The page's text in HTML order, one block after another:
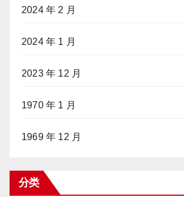
2024 年 2 月
2024 年 1 月
2023 年 12 月
1970 年 1 月
1969 年 12 月
分类